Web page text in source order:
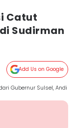
Catut
Sudirman
Add Us on Google
Gubernur Sulsel, Andi